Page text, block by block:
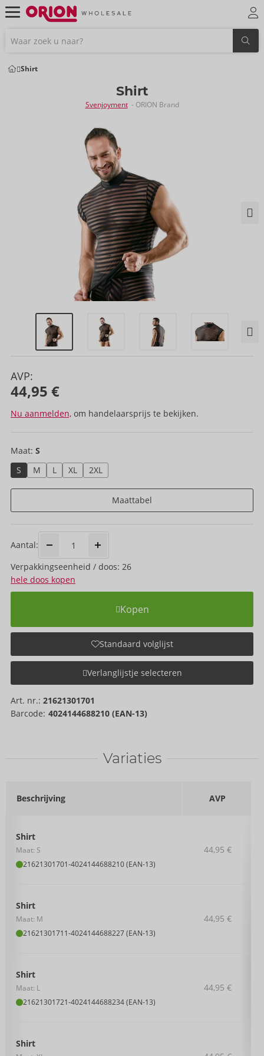
Shirt
Shirt
Svenjoyment - ORION Brand
AVP:
44,95 €
Nu aanmelden, om handelaarsprijs te bekijken.
Maat: S
S
M L XL 2XL
Maattabel
Aantal:
Verpakkings­eenheid / doos: 26
hele doos kopen
Kopen
Standaard volglijst
Verlanglijstje selecteren
Art. nr.: 21621301701
Barcode: 4024144688210 (EAN-13)
Variaties
Beschrijving AVP
Shirt
Maat: S
21621301701-4024144688210 (EAN-13)
44,95 €
Shirt
Maat: M
21621301711-4024144688227 (EAN-13)
44,95 €
Shirt
Maat: L
21621301721-4024144688234 (EAN-13)
44,95 €
Shirt